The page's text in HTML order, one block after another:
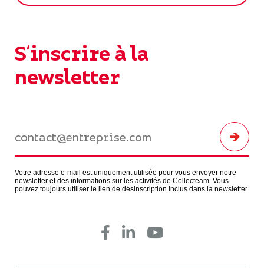
S'inscrire à la
newsletter
Votre adresse e-mail est uniquement utilisée pour vous envoyer notre
newsletter et des informations sur les activités de Collecteam. Vous
pouvez toujours utiliser le lien de désinscription inclus dans la newsletter.